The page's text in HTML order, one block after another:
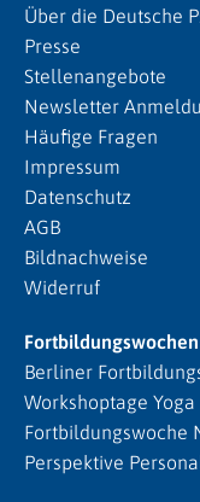
Über die Deutsche
Presse
Stellenangebote
Newsletter
Häufige Fragen
Impressum
Datenschutz
AGB
Bildnachweise
Widerruf
Fortbildungswochen
Berliner
Workshoptage
Fortbildungswoche
Perspektive